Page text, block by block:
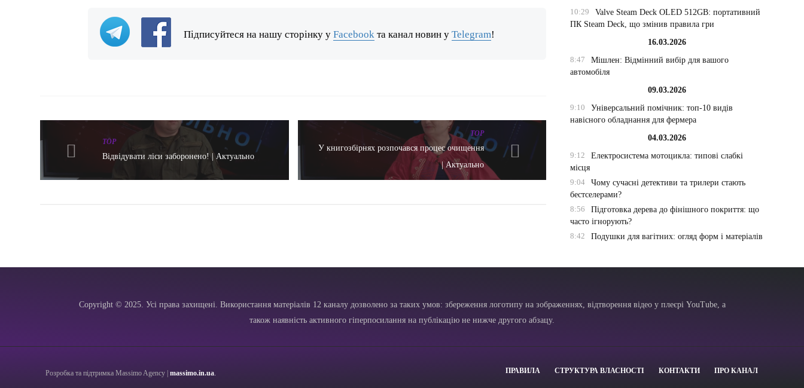
Підписуйтеся на нашу сторінку уFacebook та канал новин уTelegram!
TOP
Відвідувати ліси заборонено! | Актуально
TOP
У книгозбірнях розпочався процес очищення
| Актуально
10:29
Valve Steam Deck OLED 512GB: портативний
ПК Steam Deck, що змінив правила гри
16.03.2026
8:47
Мішлен: Відмінний вибір для вашого
автомобіля
09.03.2026
9:10
Універсальний помічник: топ-10 видів
навісного обладнання для фермера
04.03.2026
9:12
Електросистема мотоцикла: типові слабкі
місця
9:04
Чому сучасні детективи та трилери стають
бестселерами?
8:56
Підготовка дерева до фінішного покриття: що
часто ігнорують?
8:42
Подушки для вагітних: огляд форм і матеріалів
Copyright © 2025. Усі права захищені. Використання матеріалів 12 каналу дозволено за таких умов: збереження логотипу на зображеннях, відтворення відео у плеєрі YouTube, а
також наявність активного гіперпосилання на публікацію не нижче другого абзацу.
Розробка та підтримка Massimo Agency |massimo.in.ua. ПРАВИЛА СТРУКТУРА ВЛАСНОСТІ КОНТАКТИ ПРО КАНАЛ